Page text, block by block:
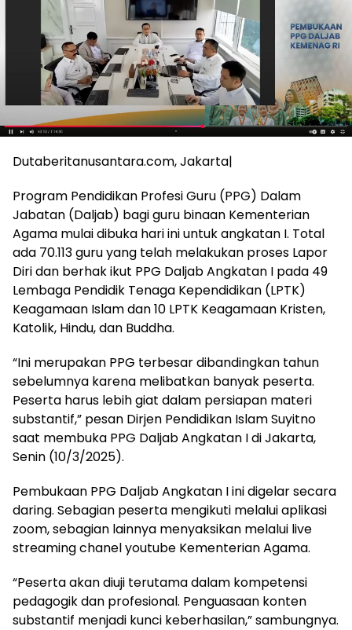
Dutaberitanusantara.com, Jakarta|
Program Pendidikan Profesi Guru (PPG) Dalam
Jabatan (Daljab) bagi guru binaan Kementerian
Agama mulai dibuka hari ini untuk angkatan I. Total
ada 70.113 guru yang telah melakukan proses Lapor
Diri dan berhak ikut PPG Daljab Angkatan I pada 49
Lembaga Pendidik Tenaga Kependidikan (LPTK)
Keagamaan Islam dan 10 LPTK Keagamaan Kristen,
Katolik, Hindu, dan Buddha.
“Ini merupakan PPG terbesar dibandingkan tahun
sebelumnya karena melibatkan banyak peserta.
Peserta harus lebih giat dalam persiapan materi
substantif,” pesan Dirjen Pendidikan Islam Suyitno
saat membuka PPG Daljab Angkatan I di Jakarta,
Senin (10/3/2025).
Pembukaan PPG Daljab Angkatan I ini digelar secara
daring. Sebagian peserta mengikuti melalui aplikasi
zoom, sebagian lainnya menyaksikan melalui live
streaming chanel youtube Kementerian Agama.
“Peserta akan diuji terutama dalam kompetensi
pedagogik dan profesional. Penguasaan konten
substantif menjadi kunci keberhasilan,” sambungnya.